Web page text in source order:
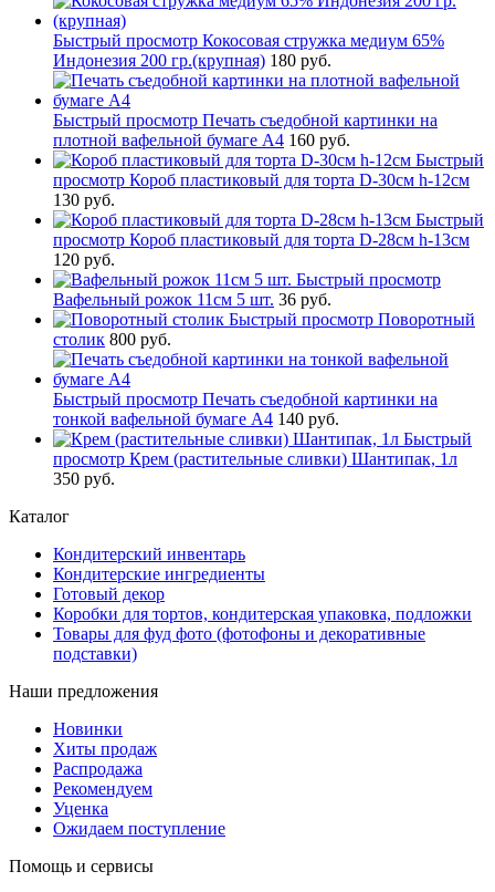
Быстрый просмотр Кокосовая стружка медиум 65%
Индонезия 200 гр.(крупная) 180 руб.
Быстрый просмотр Печать съедобной картинки на
плотной вафельной бумаге А4 160 руб.
Быстрый
просмотр Короб пластиковый для торта D-30см h-12см
130 руб.
Быстрый
просмотр Короб пластиковый для торта D-28см h-13см
120 руб.
Быстрый просмотр
Вафельный рожок 11см 5 шт. 36 руб.
Быстрый просмотр Поворотный
столик 800 руб.
Быстрый просмотр Печать съедобной картинки на
тонкой вафельной бумаге А4 140 руб.
Быстрый
просмотр Крем (растительные сливки) Шантипак, 1л
350 руб.
Каталог
Кондитерский инвентарь
Кондитерские ингредиенты
Готовый декор
Коробки для тортов, кондитерская упаковка, подложки
Товары для фуд фото (фотофоны и декоративные
подставки)
Наши предложения
Новинки
Хиты продаж
Распродажа
Рекомендуем
Уценка
Ожидаем поступление
Помощь и сервисы